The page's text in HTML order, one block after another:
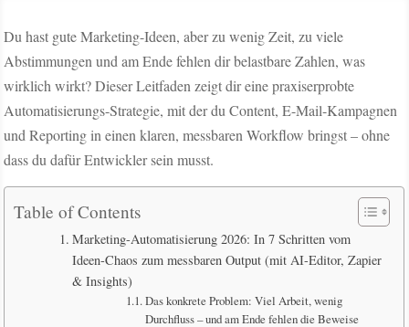
Du hast gute Marketing-Ideen, aber zu wenig Zeit, zu viele
Abstimmungen und am Ende fehlen dir belastbare Zahlen, was
wirklich wirkt? Dieser Leitfaden zeigt dir eine praxiserprobte
Automatisierungs-Strategie, mit der du Content, E-Mail-Kampagnen
und Reporting in einen klaren, messbaren Workflow bringst – ohne
dass du dafür Entwickler sein musst.
Table of Contents
Marketing-Automatisierung 2026: In 7 Schritten vom
Ideen-Chaos zum messbaren Output (mit AI-Editor, Zapier
& Insights)
Das konkrete Problem: Viel Arbeit, wenig
Durchfluss – und am Ende fehlen die Beweise